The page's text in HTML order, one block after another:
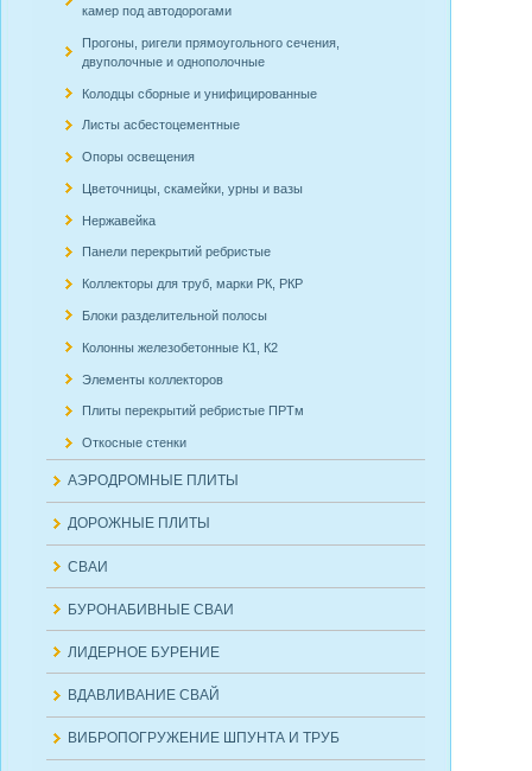
камер под автодорогами
Прогоны, ригели прямоугольного сечения,
двуполочные и однополочные
Колодцы сборные и унифицированные
Листы асбестоцементные
Опоры освещения
Цветочницы, скамейки, урны и вазы
Нержавейка
Панели перекрытий ребристые
Коллекторы для труб, марки РК, РКР
Блоки разделительной полосы
Колонны железобетонные К1, К2
Элементы коллекторов
Плиты перекрытий ребристые ПРТм
Откосные стенки
АЭРОДРОМНЫЕ ПЛИТЫ
ДОРОЖНЫЕ ПЛИТЫ
СВАИ
БУРОНАБИВНЫЕ СВАИ
ЛИДЕРНОЕ БУРЕНИЕ
ВДАВЛИВАНИЕ СВАЙ
ВИБРОПОГРУЖЕНИЕ ШПУНТА И ТРУБ